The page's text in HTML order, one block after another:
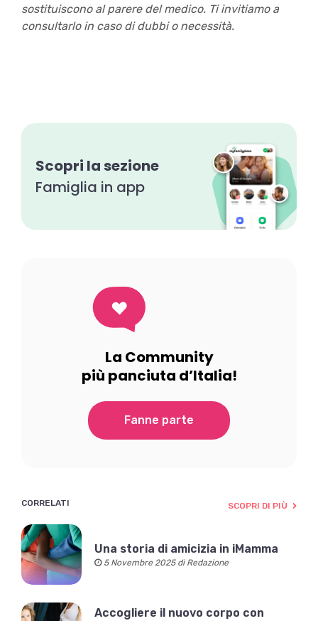
sostituiscono al parere del medico. Ti invitiamo a
consultarlo in caso di dubbi o necessità.
Scopri la sezione
Famiglia in app
La Community
più panciuta d’Italia!
Fanne parte
CORRELATI SCOPRI DI PIÙ
Una storia di amicizia in iMamma
5 Novembre 2025 di Redazione
Accogliere il nuovo corpo con